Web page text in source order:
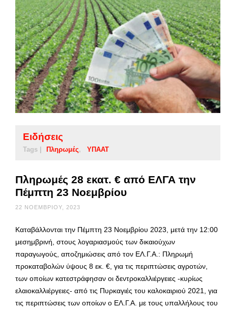
Ειδήσεις
Tags | Πληρωμές ΥΠΑΑΤ
Πληρωμές 28 εκατ. € από ΕΛΓΑ την
Πέμπτη 23 Νοεμβρίου
22 ΝΟΕΜΒΡΊΟΥ, 2023
Καταβάλλονται την Πέμπτη 23 Νοεμβρίου 2023, μετά την 12:00
μεσημβρινή, στους λογαριασμούς των δικαιούχων
παραγωγούς, αποζημιώσεις από τον ΕΛ.Γ.Α.: Πληρωμή
προκαταβολών ύψους 8 εκ. €, για τις περιπτώσεις αγροτών,
των οποίων κατεστράφησαν οι δεντροκαλλιέργειες -κυρίως
ελαιοκαλλιέργειες- από τις Πυρκαγιές του καλοκαιριού 2021, για
τις περιπτώσεις των οποίων ο ΕΛ.Γ.Α. με τους υπαλλήλους του